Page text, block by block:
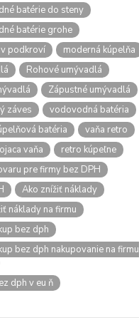
batérie do steny
batérie grohe
podkroví
moderná kúpelňa
Rohové umývadlá
Zápustné umývadlá
záves
vodovodná batéria
batéria
vaňa retro
vaňa
retro kúpeľne
pre firmy bez DPH
Ako znížiť náklady
náklady na firmu
bez dph
bez dph nakupovanie na firmu
dph v eu ň